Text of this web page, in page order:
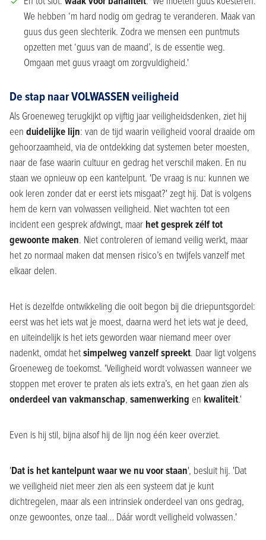
We hebben ‘m hard nodig om gedrag te veranderen. Maak van
guus dus geen slechterik. Zodra we mensen een puntmuts
opzetten met ‘guus van de maand’, is de essentie weg.
Omgaan met guus vraagt om zorgvuldigheid.'
De stap naar VOLWASSEN veiligheid
Als Groeneweg terugkijkt op vijftig jaar veiligheidsdenken, ziet hij
een duidelijke lijn: van de tijd waarin veiligheid vooral draaide om
gehoorzaamheid, via de ontdekking dat systemen beter moesten,
naar de fase waarin cultuur en gedrag het verschil maken. En nu
staan we opnieuw op een kantelpunt. 'De vraag is nu: kunnen we
ook leren zonder dat er eerst iets misgaat?' zegt hij. Dat is volgens
hem de kern van volwassen veiligheid. Niet wachten tot een
incident een gesprek afdwingt, maar het gesprek zélf tot
gewoonte maken. Niet controleren of iemand veilig werkt, maar
het zo normaal maken dat mensen risico’s en twijfels vanzelf met
elkaar delen.
Het is dezelfde ontwikkeling die ooit begon bij die driepuntsgordel:
eerst was het iets wat je moest, daarna werd het iets wat je deed,
en uiteindelijk is het iets geworden waar niemand meer over
nadenkt, omdat hetsimpelweg vanzelf spreekt. Daar ligt volgens
Groeneweg de toekomst. 'Veiligheid wordt volwassen wanneer we
stoppen met erover te praten als iets extra’s, en het gaan zien als
onderdeel van vakmanschap, samenwerking en kwaliteit.'
Even is hij stil, bijna alsof hij de lijn nog één keer overziet.
'Dat is het kantelpunt waar we nu voor staan', besluit hij. 'Dat
we veiligheid niet meer zien als een systeem dat je kunt
dichtregelen, maar als een intrinsiek onderdeel van ons gedrag,
onze gewoontes, onze taal… Dáár wordt veiligheid volwassen.'